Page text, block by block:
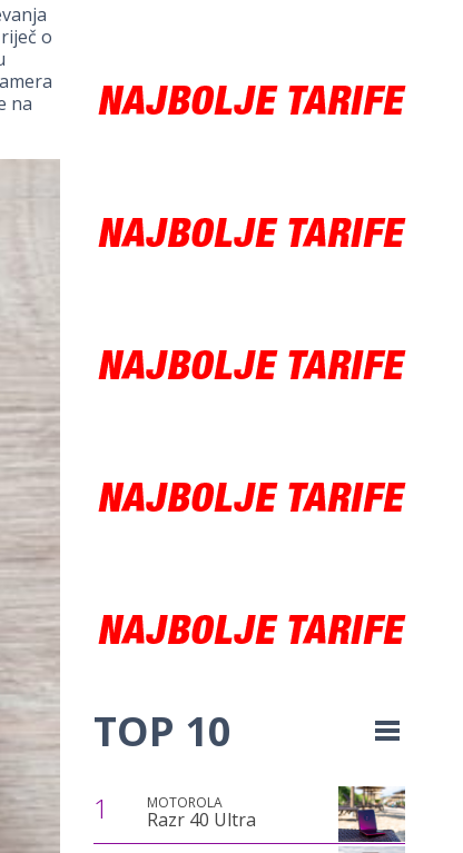
o
na
TOP 10
1 MOTOROLA
Razr 40 Ultra